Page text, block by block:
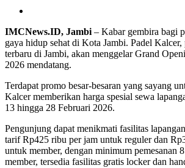
IMCNews.ID, Jambi – Kabar gembira bagi
gaya hidup sehat di Kota Jambi. Padel Kalcer,
terbaru di Jambi, akan menggelar Grand
2026 mendatang.
Terdapat promo besar-besaran yang sayang
Kalcer memberikan harga spesial sewa
13 hingga 28 Februari 2026.
Pengunjung dapat menikmati fasilitas
tarif Rp425 ribu per jam untuk reguler dan
untuk member, dengan minimum pemesanan
member, tersedia fasilitas gratis locker dan